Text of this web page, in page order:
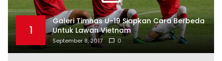
1
Galeri Timnas U-19 Siapkan Cara Berbeda
Untuk Lawan Vietnam
September 8, 2017 0